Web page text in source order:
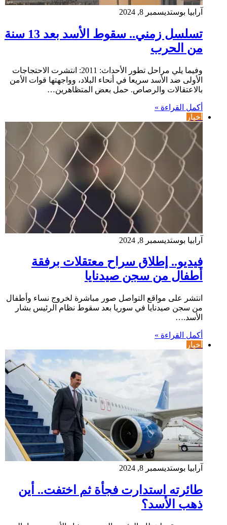
آرابيا بوستديسمبر 8, 2024
تسلسل زمني.. سقوط الأسد بعد 13 سنة
من الحرب
وفيما يلي مراحل تطور الأحداث: 2011: انتشرت الاحتجاجات
الأولى ضد الأسد سريعا في أنحاء البلاد، وواجهتها قوات الأمن
بالاعتقالات والرصاص. حمل بعض المتظاهرين…
أكمل القراءة »
أخبار
آرابيا بوستديسمبر 8, 2024
فيديو.. إطلاق سراح معتقلات برفقة
أطفال من سجن صيدنايا
انتشر على مواقع التواصل صور مباشرة لخروج نساء وأطفال
من سجن صيدنايا في سوريا بعد سقوط نظام الرئيس بشار
الأسد.…
أكمل القراءة »
أخبار
آرابيا بوستديسمبر 8, 2024
طائرته استدارت فجأة ثم اختفت.. أين
ذهب الأسد؟